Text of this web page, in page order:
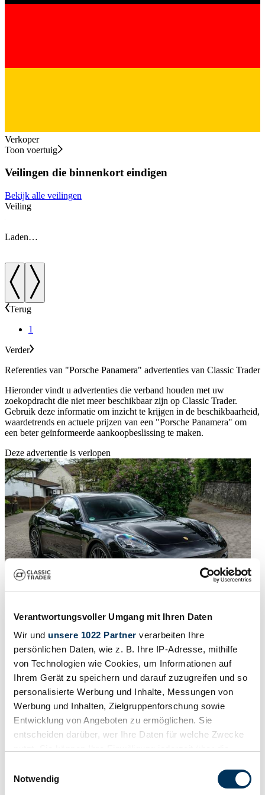
Verantwortungsvoller Umgang mit Ihren Daten
Wir und unsere 1022 Partner verarbeiten Ihre
persönlichen Daten, wie z. B. Ihre IP-Adresse, mithilfe
von Technologien wie Cookies, um Informationen auf
Ihrem Gerät zu speichern und darauf zuzugreifen und so
personalisierte Werbung und Inhalte, Messungen von
Werbung und Inhalten, Zielgruppenforschung sowie
Entwicklung von Angeboten zu ermöglichen. Sie
entscheiden darüber, wer Ihre Daten für welche Zwecke
Trigger Symbol ändern oder widerrufen
Notwendig
Verkoper
Toon voertuig
Veilingen die binnenkort eindigen
Bekijk alle veilingen
Veiling
Laden…
Terug
1
Verder
Referenties van "Porsche Panamera" advertenties van Classic Trader
Hieronder vindt u advertenties die verband houden met uw
zoekopdracht die niet meer beschikbaar zijn op Classic Trader.
Gebruik deze informatie om inzicht te krijgen in de beschikbaarheid,
waardetrends en actuele prijzen van een "Porsche Panamera" om
een beter geïnformeerde aankoopbeslissing te maken.
Deze advertentie is verlopen
2018 | Porsche Panamera GTS
Lückenloses Scheckheft
2 maanden geleden